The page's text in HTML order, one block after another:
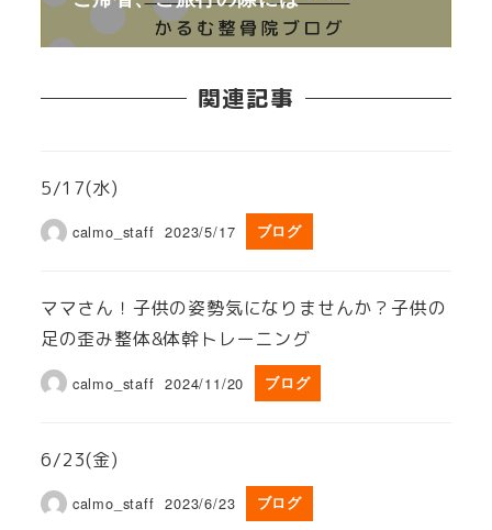
関連記事
5/17(水)
calmo_staff 2023/5/17 ブログ
ママさん！子供の姿勢気になりませんか？子供の
足の歪み整体&体幹トレーニング
calmo_staff 2024/11/20 ブログ
6/23(金)
calmo_staff 2023/6/23 ブログ